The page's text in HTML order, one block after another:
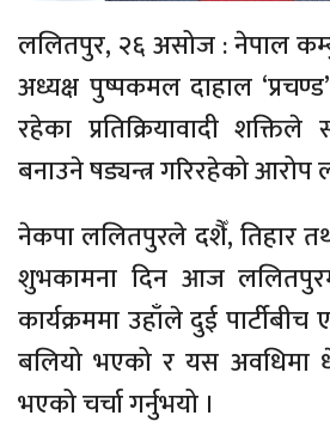
ललितपुर, २६ असोज : नेपाल
अध्यक्ष पुष्पकमल दाहाल
रहेका प्रतिक्रियावादी
बनाउने षड्यन्त्र गरिरहेको
नेकपा ललितपुरले दशैँ, तिहार
शुभकामना दिन आज
कार्यक्रममा उहाँले दुई
बलियो भएको र यस अवधिमा
भएको चर्चा गर्नुभयो ।